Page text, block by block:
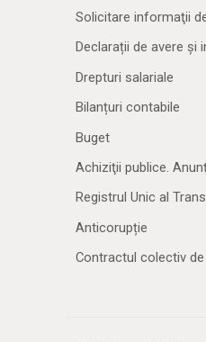
Solicitare informaţii
Declarații de avere și
Drepturi salariale
Bilanțuri contabile
Buget
Achiziţii publice.
Registrul Unic al
Anticorupție
Contractul colectiv